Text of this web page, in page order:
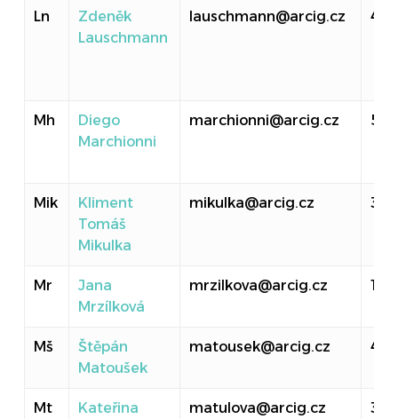
Ln
Zdeněk
Lauschmann
lauschmann@arcig.cz 410
Mh
Diego
Marchionni
marchionni@arcig.cz 518
Mik
Kliment
Tomáš
Mikulka
mikulka@arcig.cz 310
Mr
Jana
Mrzílková
mrzilkova@arcig.cz 107
Mš
Štěpán
Matoušek
matousek@arcig.cz
Mt
Kateřina
matulova@arcig.cz 314